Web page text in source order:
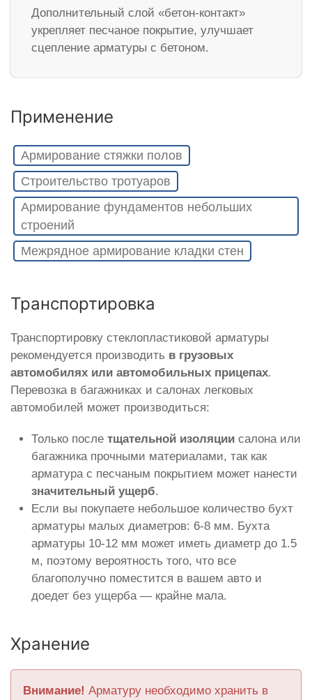
Дополнительный слой «бетон-контакт»
укрепляет песчаное покрытие, улучшает
сцепление арматуры с бетоном.
Применение
Армирование стяжки полов
Строительство тротуаров
Армирование фундаментов небольших
строений
Межрядное армирование кладки стен
Транспортировка
Транспортировку стеклопластиковой арматуры
рекомендуется производить в грузовых
автомобилях или автомобильных прицепах.
Перевозка в багажниках и салонах легковых
автомобилей может производиться:
Только после тщательной изоляции салона или
багажника прочными материалами, так как
арматура с песчаным покрытием может нанести
значительный ущерб.
Если вы покупаете небольшое количество бухт
арматуры малых диаметров: 6-8 мм. Бухта
арматуры 10-12 мм может иметь диаметр до 1.5
м, поэтому вероятность того, что все
благополучно поместится в вашем авто и
доедет без ущерба — крайне мала.
Хранение
Внимание! Арматуру необходимо хранить в